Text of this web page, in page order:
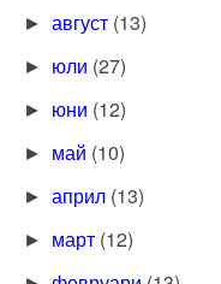
►август (13)
► юли (27)
► юни (12)
► май (10)
►април (13)
► март (12)